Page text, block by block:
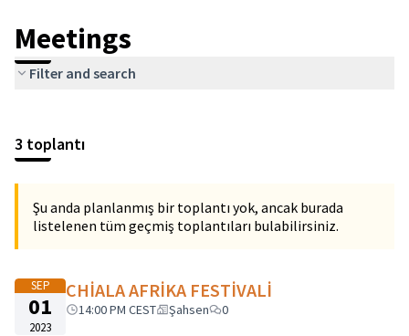
Meetings
Filter and search
+
−
3 toplantı
Şu anda planlanmış bir toplantı yok, ancak burada
listelenen tüm geçmiş toplantıları bulabilirsiniz.
SEP
01
2023
CHİALA AFRİKA FESTİVALİ
14:00 PM CEST Şahsen 0